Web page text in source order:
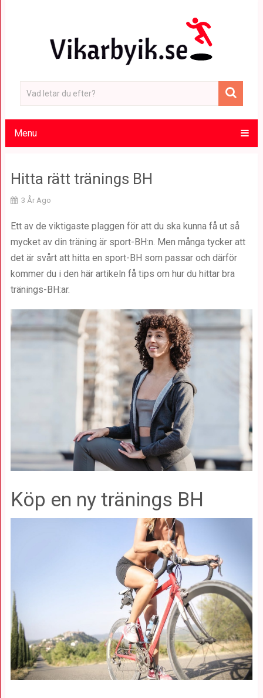
Menu
Hitta rätt tränings BH
3 År Ago
Ett av de viktigaste plaggen för att du ska kunna få ut så
mycket av din träning är sport-BH:n. Men många tycker att
det är svårt att hitta en sport-BH som passar och därför
kommer du i den här artikeln få tips om hur du hittar bra
tränings-BH:ar.
Köp en ny tränings BH